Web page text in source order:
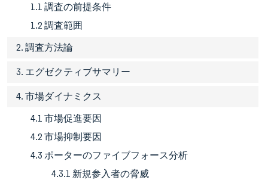
1.1 調査の前提条件
1.2 調査範囲
2. 調査方法論
3. エグゼクティブサマリー
4. 市場ダイナミクス
4.1 市場促進要因
4.2 市場抑制要因
4.3 ポーターのファイブフォース分析
4.3.1 新規参入者の脅威